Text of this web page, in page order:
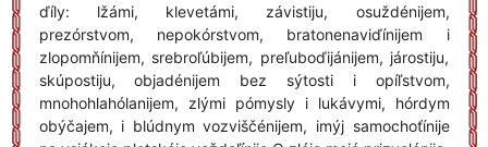
ďíly: lžámi, klevetámi, závistiju, osuždénijem,
prezórstvom, nepokórstvom, bratonenaviďínijem i
zlopomňínijem, srebroľúbijem, preľuboďijánijem, járostiju,
skúpostiju, objadénijem bez sýtosti i opíľstvom,
mnohohlahólanijem, zlými pómysly i lukávymi, hórdym
obýčajem, i blúdnym vozviščénijem, imýj samochoťínije